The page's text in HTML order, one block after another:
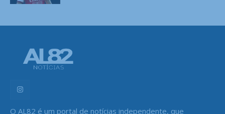
O AL82 é um portal de notícias independente, que